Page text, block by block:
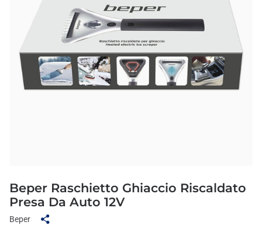
Beper Raschietto Ghiaccio Riscaldato
Presa Da Auto 12V
Beper